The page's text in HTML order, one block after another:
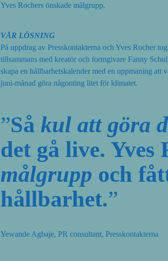
Yves Rochers önskade målgrupp.
VÅR LÖSNING
På uppdrag av Presskontakterna och Yves Rocher
tillsammans med kreatör och formgivare Fanny
skapa en hållbarhetskalender med en uppmaning att
juni-månad göra någonting litet för klimatet.
”Så kul att göra
det gå live.
målgrupp och
hållbarhet.”
Yewande Agbaje, PR consultant, Presskontakterna